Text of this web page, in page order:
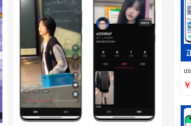
2026新版去水印小程序源码 v1.6.5 带流
量主
￥